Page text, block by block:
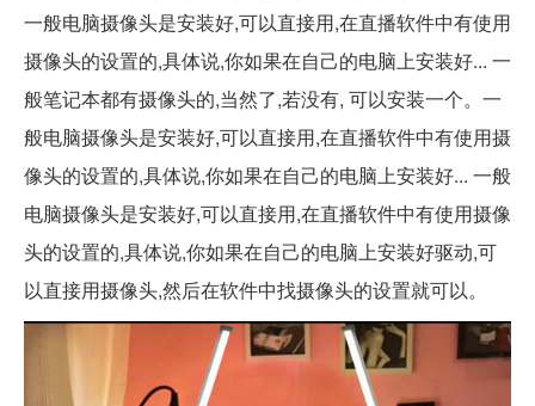
一般电脑摄像头是安装好,可以直接用,在直播软件中有使用
摄像头的设置的,具体说,你如果在自己的电脑上安装好... 一
般笔记本都有摄像头的,当然了,若没有, 可以安装一个。一
般电脑摄像头是安装好,可以直接用,在直播软件中有使用摄
像头的设置的,具体说,你如果在自己的电脑上安装好... 一般
电脑摄像头是安装好,可以直接用,在直播软件中有使用摄像
头的设置的,具体说,你如果在自己的电脑上安装好驱动,可
以直接用摄像头,然后在软件中找摄像头的设置就可以。